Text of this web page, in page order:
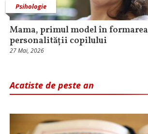
Psihologie
Mama, primul model în formarea
personalității copilului
27 Mai, 2026
Acatiste de peste an